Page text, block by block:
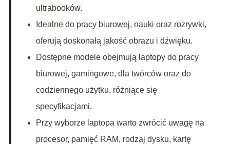
ultrabooków.
Idealne do pracy biurowej, nauki oraz rozrywki,
oferują doskonałą jakość obrazu i dźwięku.
Dostępne modele obejmują laptopy do pracy
biurowej, gamingowe, dla twórców oraz do
codziennego użytku, różniące się
specyfikacjami.
Przy wyborze laptopa warto zwrócić uwagę na
procesor, pamięć RAM, rodzaj dysku, kartę